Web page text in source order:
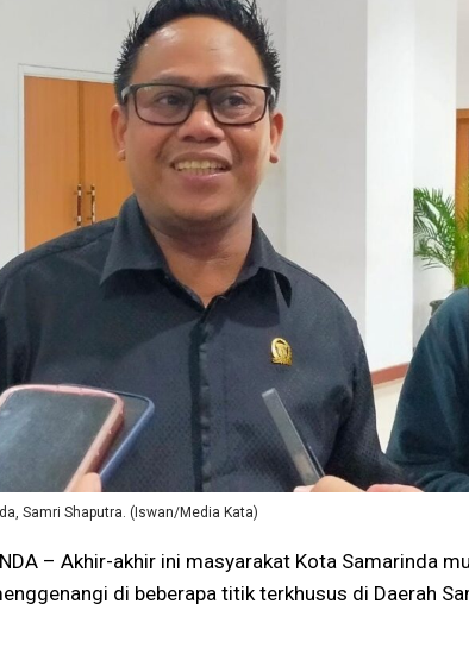
Samri Shaputra. (Iswan/Media Kata)
– Akhir-akhir ini masyarakat Kota Samarinda
di beberapa titik terkhusus di Daerah